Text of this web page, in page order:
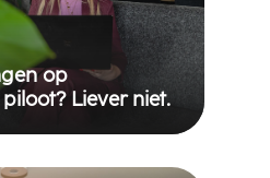
op
Liever niet.